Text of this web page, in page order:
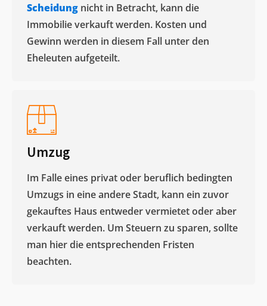
Scheidung nicht in Betracht, kann die
Immobilie verkauft werden. Kosten und
Gewinn werden in diesem Fall unter den
Eheleuten aufgeteilt.​
Umzug
Im Falle eines privat oder beruflich bedingten
Umzugs in eine andere Stadt, kann ein zuvor
gekauftes Haus entweder vermietet oder aber
verkauft werden. Um Steuern zu sparen, sollte
man hier die entsprechenden Fristen
beachten.